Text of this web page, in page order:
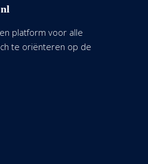
platform voor alle
te oriënteren op de